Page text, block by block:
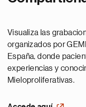
Visualiza las
organizados por
España, donde
experiencias y
Mieloproliferativas.